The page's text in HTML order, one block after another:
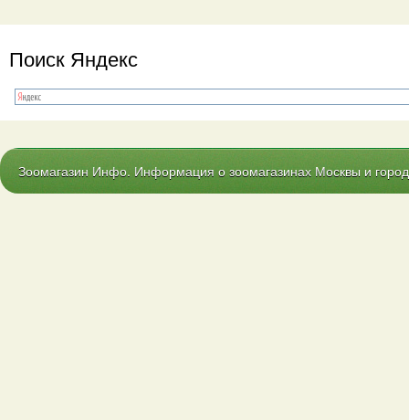
Поиск Яндекс
Зоомагазин Инфо. Информация о зоомагазинах Москвы и